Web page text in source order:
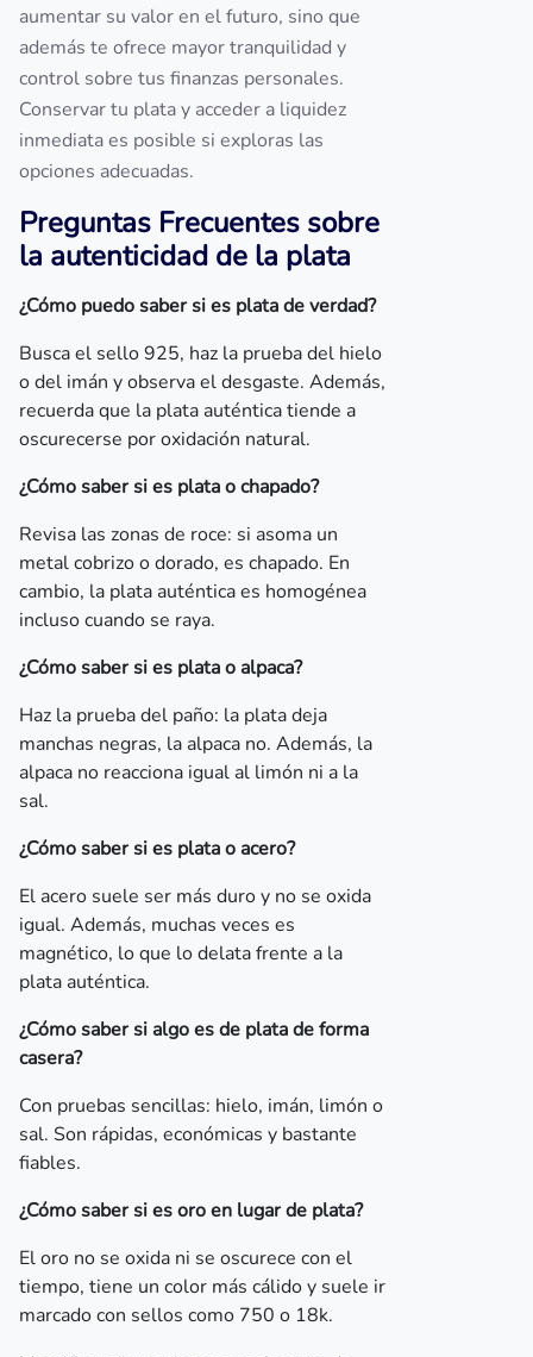
aumentar su valor en el futuro, sino que
además te ofrece mayor tranquilidad y
control sobre tus finanzas personales.
Conservar tu plata y acceder a liquidez
inmediata es posible si exploras las
opciones adecuadas.
Preguntas Frecuentes sobre
la autenticidad de la plata
¿Cómo puedo saber si es plata de verdad?
Busca el sello 925, haz la prueba del hielo
o del imán y observa el desgaste. Además,
recuerda que la plata auténtica tiende a
oscurecerse por oxidación natural.
¿Cómo saber si es plata o chapado?
Revisa las zonas de roce: si asoma un
metal cobrizo o dorado, es chapado. En
cambio, la plata auténtica es homogénea
incluso cuando se raya.
¿Cómo saber si es plata o alpaca?
Haz la prueba del paño: la plata deja
manchas negras, la alpaca no. Además, la
alpaca no reacciona igual al limón ni a la
sal.
¿Cómo saber si es plata o acero?
El acero suele ser más duro y no se oxida
igual. Además, muchas veces es
magnético, lo que lo delata frente a la
plata auténtica.
¿Cómo saber si algo es de plata de forma
casera?
Con pruebas sencillas: hielo, imán, limón o
sal. Son rápidas, económicas y bastante
fiables.
¿Cómo saber si es oro en lugar de plata?
El oro no se oxida ni se oscurece con el
tiempo, tiene un color más cálido y suele ir
marcado con sellos como 750 o 18k.